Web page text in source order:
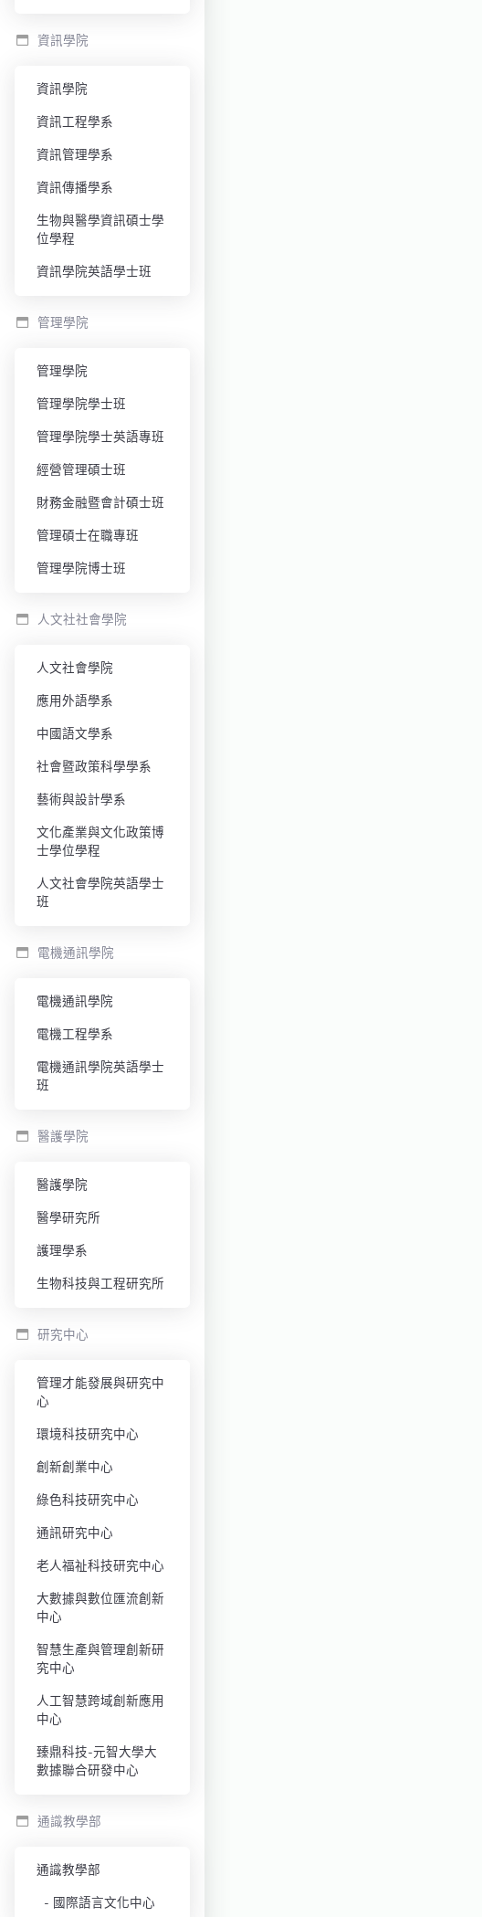
資訊學院
資訊學院
資訊工程學系
資訊管理學系
資訊傳播學系
生物與醫學資訊碩士學
位學程
資訊學院英語學士班
管理學院
管理學院
管理學院學士班
管理學院學士英語專班
經營管理碩士班
財務金融暨會計碩士班
管理碩士在職專班
管理學院博士班
人文社社會學院
人文社會學院
應用外語學系
中國語文學系
社會暨政策科學學系
藝術與設計學系
文化產業與文化政策博
士學位學程
人文社會學院英語學士
班
電機通訊學院
電機通訊學院
電機工程學系
電機通訊學院英語學士
班
醫護學院
醫護學院
醫學研究所
護理學系
生物科技與工程研究所
研究中心
管理才能發展與研究中
心
環境科技研究中心
創新創業中心
綠色科技研究中心
通訊研究中心
老人福祉科技研究中心
大數據與數位匯流創新
中心
智慧生產與管理創新研
究中心
人工智慧跨域創新應用
中心
臻鼎科技-元智大學大
數據聯合研發中心
通識教學部
通識教學部
國際語言文化中心